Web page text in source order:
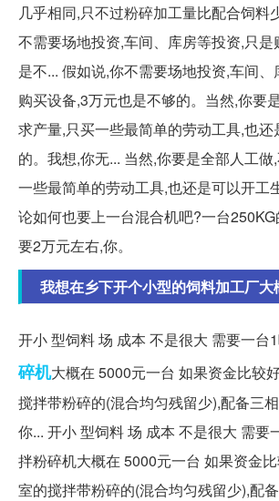
几乎相同,只不过粉碎加工量比配合饲料
不需要场地投资,车间、库房等投资,只
是不... 假如说,你不需要场地投资,车间
购买设备,3万元也是不够的。当然,你要
求产量,只买一些最简单的劳动工具,也
的。我想,你无... 当然,你要是全部人工
一些最简单的劳动工具,也还是可以开工
论如何也要上一台混合机吧?一台
要2万元左右,你。
我想在乡下开个小型的饲料加工厂大
开小 型饲料 场 成本 不是很大 需要一台
碎机大概在 5000元一台 如果资金比较
搅拌带粉碎的(混合均匀残留少),配备三
你... 开小 型饲料 场 成本 不是很大 需要
拌粉碎机大概在 5000元一台 如果资金
室的搅拌带粉碎的(混合均匀残留少),配